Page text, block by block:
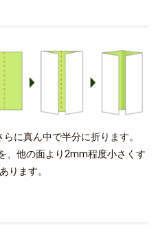
に真ん中で半分に折ります。
、他の面より2mm程度小さくす
ります。